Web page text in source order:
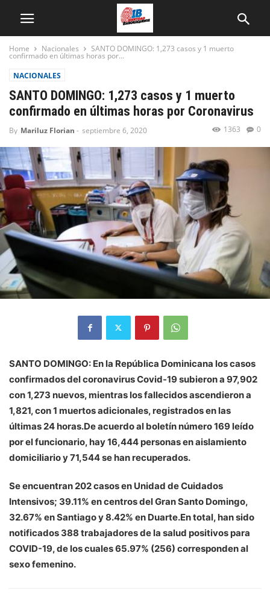
Home Nacionales SANTO DOMINGO: 1,273 casos y 1 muerto
confirmado en últimas horas por...
NACIONALES
SANTO DOMINGO: 1,273 casos y 1 muerto
confirmado en últimas horas por Coronavirus
By Mariluz Florian - septiembre 6, 2020 0
1363
SANTO DOMINGO: En la República Dominicana los casos
confirmados del coronavirus Covid-19 subieron a 97,902
con 1,273 nuevos, mientras los fallecidos ascendieron a
1,821, con 1 muertos adicionales, registrados en las
últimas 24 horas.De acuerdo al boletín número 169 leído
por el funcionario, hay 16,444 personas en aislamiento
domiciliario y 71,544 se han recuperados.
Se encuentran 202 casos en Unidad de Cuidados
Intensivos; 39.11% en centros del Gran Santo Domingo,
32.67% en Santiago y 8.42% en Duarte.En total, han sido
notificados 388 trabajadores de la salud positivos para
COVID-19, de los cuales 65.97% (256) corresponden al
sexo femenino.